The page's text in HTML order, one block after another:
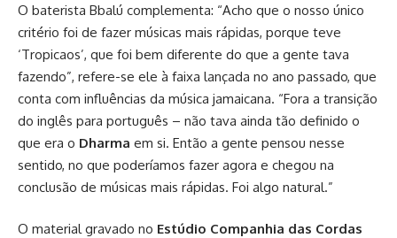
O baterista Bbalú complementa: “Acho que o nosso único
critério foi de fazer músicas mais rápidas, porque teve
‘Tropicaos’, que foi bem diferente do que a gente tava
fazendo”, refere-se ele à faixa lançada no ano passado, que
conta com influências da música jamaicana. “Fora a transição
do inglês para português – não tava ainda tão definido o
que era o Dharma em si. Então a gente pensou nesse
sentido, no que poderíamos fazer agora e chegou na
conclusão de músicas mais rápidas. Foi algo natural.”
O material gravado no Estúdio Companhia das Cordas